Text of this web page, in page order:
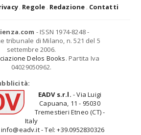
Regole Redazione Contatti
- ISSN 1974-8248 -
tribunale di Milano, n. 521 del 5
settembre 2006.
Delos Books. Partita Iva
04029050962.
EADV s.r.l. - Via Luigi
Capuana, 11 - 95030
Tremestieri Etneo (CT) -
Italy
- Tel: +39.0952830326